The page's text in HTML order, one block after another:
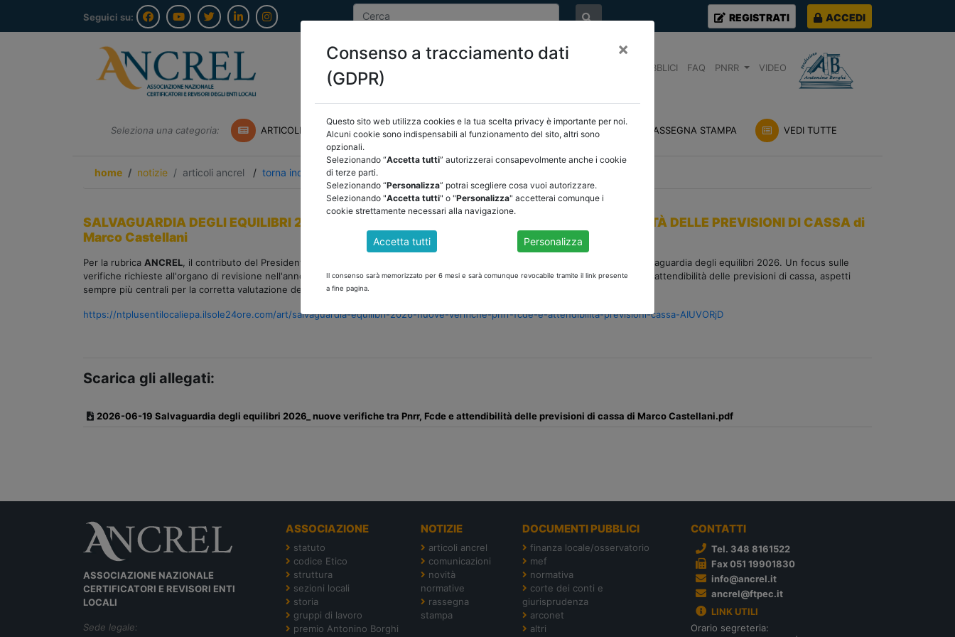
Seguici su: REGISTRATI ACCEDI
DOCUMENTI PUBBLICI FAQ PNRR VIDEO
Seleziona una categoria: ARTICOLI ANCREL COMUNICAZIONI NOVITÀ NORMATIVE RASSEGNA STAMPA VEDI TUTTE
home notizie articoli ancrel / torna indietro
SALVAGUARDIA DEGLI EQUILIBRI 2026: NUOVE VERIFICHE TRA PNRR, FCDE E ATTENDIBILITÀ DELLE PREVISIONI DI CASSA di
Marco Castellani
Per la rubrica ANCREL , il contributo del Presidente
approfondisce le principali novità che caratterizzano la salvaguardia degli equilibri 2026. Un focus sulle
verifiche richieste all'organo di revisione nell'anno conclusivo del PNRR, sulle nuove modalità di rideterminazione del FCDE e sull'attendibilità delle previsioni di cassa, aspetti
sempre più centrali per la corretta valutazione degli equilibri finanziari degli enti locali
https://ntplusentilocaliepa.ilsole24ore.com/art/salvaguardia-equilibri-2026-nuove-verifiche-pnrr-fcde-e-attendibilita-previsioni-cassa-AIUVORjD
Scarica gli allegati:
2026-06-19 Salvaguardia degli equilibri 2026_ nuove verifiche tra Pnrr, Fcde e attendibilità delle previsioni di cassa di Marco Castellani.pdf
ASSOCIAZIONE NAZIONALE
CERTIFICATORI E REVISORI ENTI
LOCALI
Sede legale:
ASSOCIAZIONE
statuto
codice Etico
struttura
sezioni locali
storia
gruppi di lavoro
premio Antonino Borghi
NOTIZIE
articoli ancrel
comunicazioni
novità
normative
rassegna
stampa
DOCUMENTI PUBBLICI
finanza locale/osservatorio
mef
normativa
corte dei conti e
giurisprudenza
arconet
altri
CONTATTI
Tel. 348 8161522
Fax 051 19901830
info@ancrel.it
ancrel@ftpec.it
LINK UTILI
Orario segreteria:
Consenso a tracciamento dati
(GDPR)
×
Questo sito web utilizza cookies e la tua scelta privacy è importante per noi.
Alcuni cookie sono indispensabili al funzionamento del sito, altri sono
opzionali.
Selezionando “Accetta tutti” autorizzerai consapevolmente anche i cookie
di terze parti.
Selezionando “Personalizza” potrai scegliere cosa vuoi autorizzare.
Selezionando "Accetta tutti" o "Personalizza" accetterai comunque i
cookie strettamente necessari alla navigazione.
Accetta tutti Personalizza
Il consenso sarà memorizzato per 6 mesi e sarà comunque revocabile tramite il link presente
a fine pagina.